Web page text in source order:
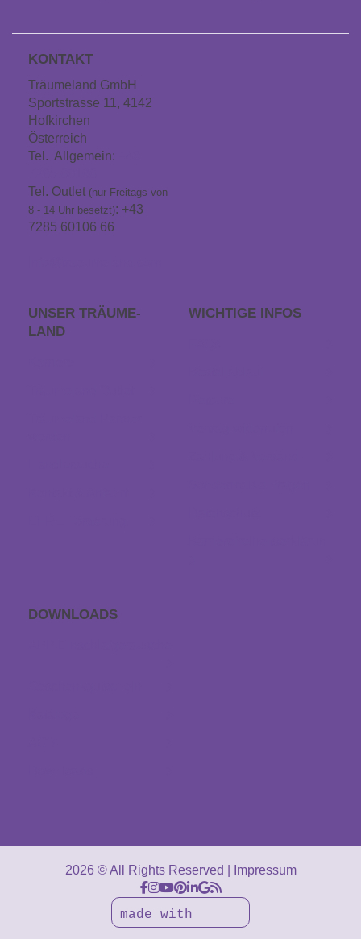
KONTAKT
Träumeland GmbH
Sportstrasse 11, 4142
Hofkirchen
Österreich
Tel. Allgemein:
Tel. Outlet (nur Freitags von
8 - 14 Uhr besetzt): +43
7285 60106 66
UNSER TRÄUME­
LAND
WICHTIGE INFOS
DOWNLOADS
2026 © All Rights Reserved Impressum
made with